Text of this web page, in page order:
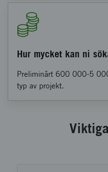
Hur mycket kan ni
Preliminärt 600 000-5
typ av projekt.